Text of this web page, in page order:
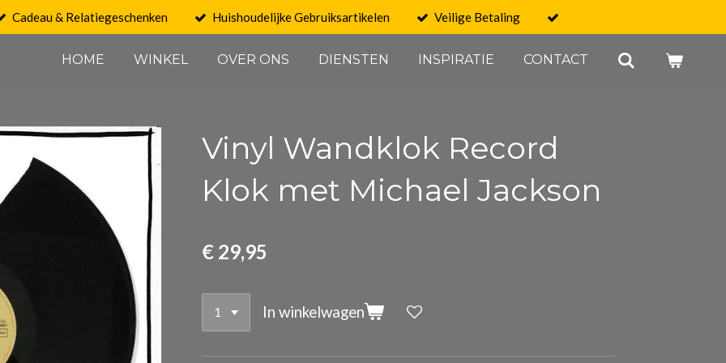
Cadeau & Relatiegeschenken Huishoudelijke Gebruiksartikelen Veilige Betaling
HOME WINKEL OVER ONS DIENSTEN INSPIRATIE CONTACT
Vinyl Wandklok Record
Klok met Michael Jackson
€ 29,95
In winkelwagen